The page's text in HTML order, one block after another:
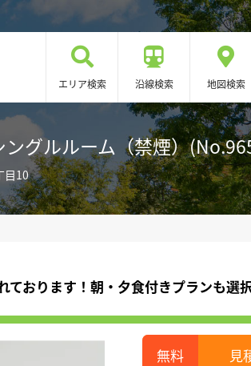
エリア検索 沿線検索 地図検索
グルルーム（禁煙）
目10
おります！朝・夕食付きプランも選
見